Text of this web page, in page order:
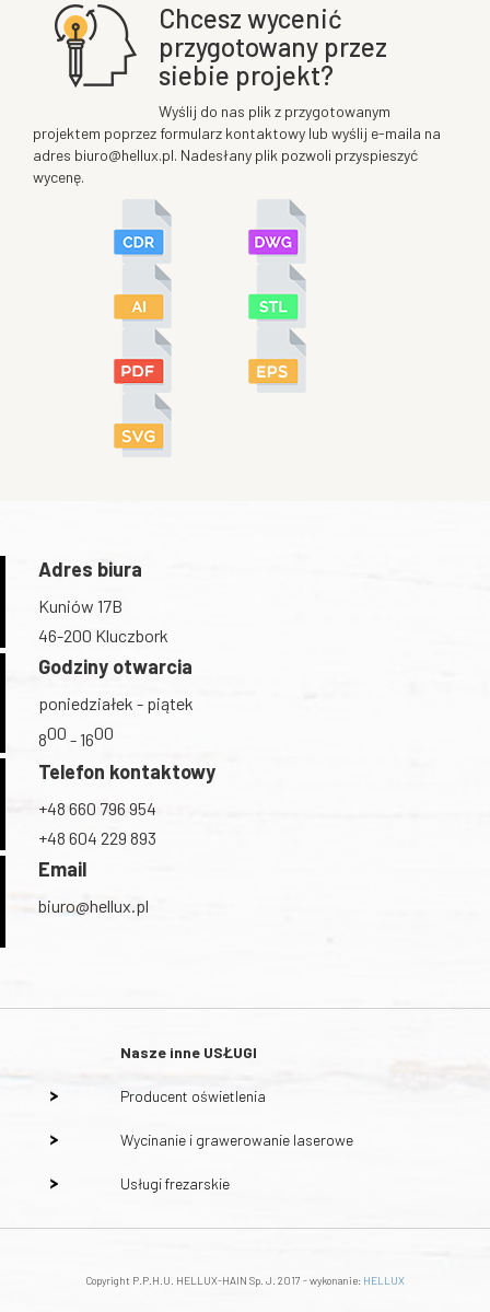
Chcesz wycenić
przygotowany przez
siebie projekt?
Wyślij do nas plik z przygotowanym
projektem poprzez formularz kontaktowy lub wyślij e-maila na
adres biuro@hellux.pl. Nadesłany plik pozwoli przyspieszyć
wycenę.
Adres biura
Kuniów 17B
46-200 Kluczbork
Godziny otwarcia
poniedziałek - piątek
800 - 1600
Telefon kontaktowy
+48 660 796 954
+48 604 229 893
Email
biuro@hellux.pl
Nasze inne USŁUGI
Producent oświetlenia
Wycinanie i grawerowanie laserowe
Usługi frezarskie
Copyright P.P.H.U. HELLUX-HAIN Sp. J. 2017 - wykonanie: HELLUX